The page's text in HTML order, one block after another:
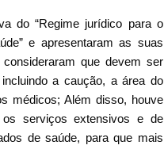
do “Regime jurídico para o
e apresentaram as suas
que devem ser
a caução, a área do
médicos; Além disso, houve
os serviços extensivos e de
de saúde, para que mais